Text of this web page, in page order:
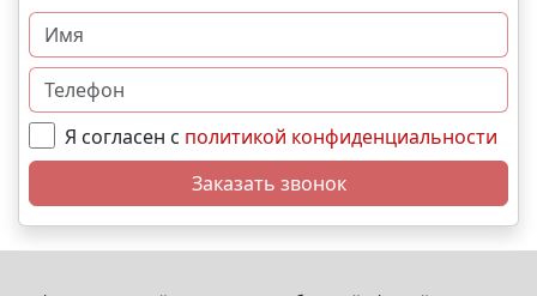
Материнский капитал; • Дистанционная покупка. 📞
Свяжитесь с нами прямо сейчас и мы подберем
лучший вариант именно для Вас. N11462
Я согласен с политикой конфиденциальности
Заказать звонок